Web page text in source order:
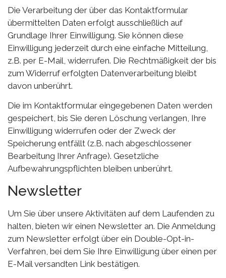
Die Verarbeitung der über das Kontaktformular
übermittelten Daten erfolgt ausschließlich auf
Grundlage Ihrer Einwilligung. Sie können diese
Einwilligung jederzeit durch eine einfache Mitteilung,
z.B. per E-Mail, widerrufen. Die Rechtmäßigkeit der bis
zum Widerruf erfolgten Datenverarbeitung bleibt
davon unberührt.
Die im Kontaktformular eingegebenen Daten werden
gespeichert, bis Sie deren Löschung verlangen, Ihre
Einwilligung widerrufen oder der Zweck der
Speicherung entfällt (z.B. nach abgeschlossener
Bearbeitung Ihrer Anfrage). Gesetzliche
Aufbewahrungspflichten bleiben unberührt.
Newsletter
Um Sie über unsere Aktivitäten auf dem Laufenden zu
halten, bieten wir einen Newsletter an. Die Anmeldung
zum Newsletter erfolgt über ein Double-Opt-in-
Verfahren, bei dem Sie Ihre Einwilligung über einen per
E-Mail versandten Link bestätigen.